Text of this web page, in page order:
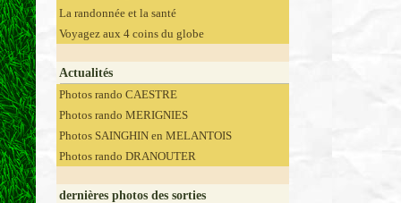
La randonnée et la santé
Voyagez aux 4 coins du globe
Actualités
Photos rando CAESTRE
Photos rando MERIGNIES
Photos SAINGHIN en MELANTOIS
Photos rando DRANOUTER
dernières photos des sorties